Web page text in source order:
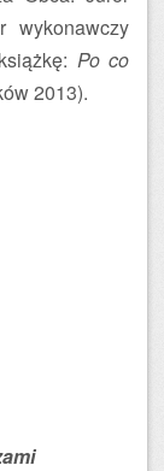
wykonawczy
Po co
2013).